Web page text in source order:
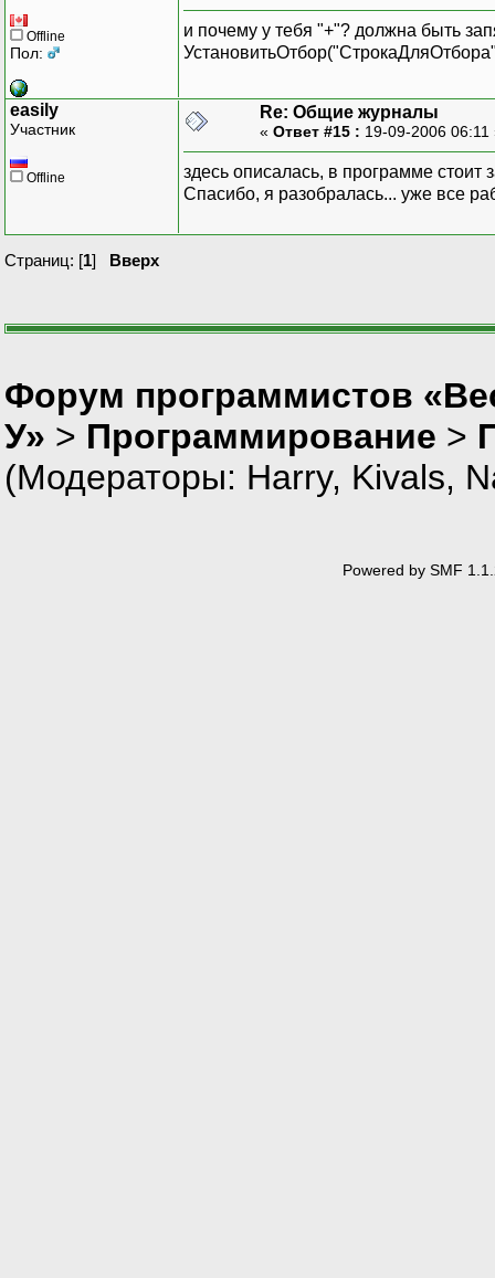
Offline
Пол:
и почему у тебя "+"? должна быть
easily
Участник
Offline
Re: Общие журналы
« Ответ #15 : 19-09-2006
здесь описалась, в программе стоит
Спасибо, я разобралась... уже все
Страниц: [1] Вверх
Форум программистов
У» > Программирование >
(Модераторы: Harry, Kivals,
Powered by SMF